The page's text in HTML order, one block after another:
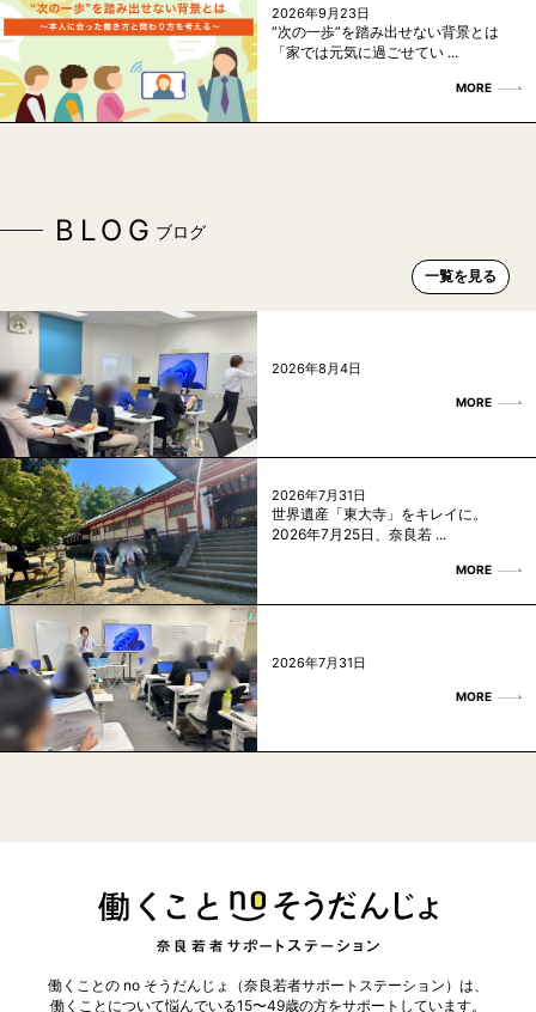
2026年9月23日
“次の一歩”を踏み出せない背景とは
「家では元気に過ごせてい ...
MORE
BLOG ブログ
一覧を見る
2026年8月4日
MORE
2026年7月31日
世界遺産「東大寺」をキレイに。
2026年7月25日、奈良若 ...
MORE
2026年7月31日
MORE
働くことの no そうだんじょ（奈良若者サポートステーション）は、
働くことについて悩んでいる15〜49歳の方をサポートしています。